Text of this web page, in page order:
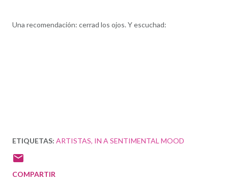
Una recomendación: cerrad los ojos. Y escuchad:
ETIQUETAS: ARTISTAS IN A SENTIMENTAL MOOD
COMPARTIR